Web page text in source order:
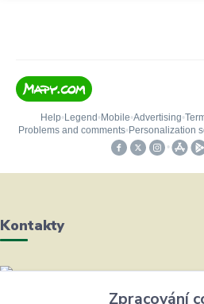
Kontakty
Helena BayerováZpracování